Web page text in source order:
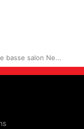
basse salon Ne...